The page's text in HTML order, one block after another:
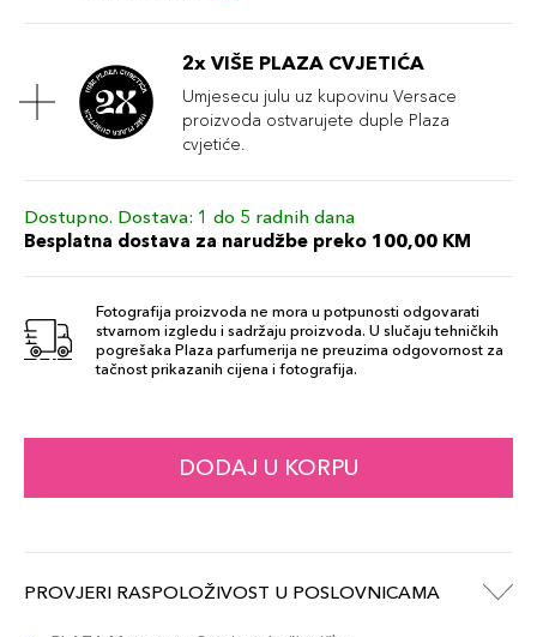
2x VIŠE PLAZA CVJETIĆA
Umjesecu julu uz kupovinu Versace
proizvoda ostvarujete duple Plaza
cvjetiće.
Dostupno. Dostava: 1 do 5 radnih dana
Besplatna dostava za narudžbe preko 100,00 KM
Fotografija proizvoda ne mora u potpunosti odgovarati
stvarnom izgledu i sadržaju proizvoda. U slučaju tehničkih
pogrešaka Plaza parfumerija ne preuzima odgovornost za
tačnost prikazanih cijena i fotografija.
DODAJ U KORPU
PROVJERI RASPOLOŽIVOST U POSLOVNICAMA